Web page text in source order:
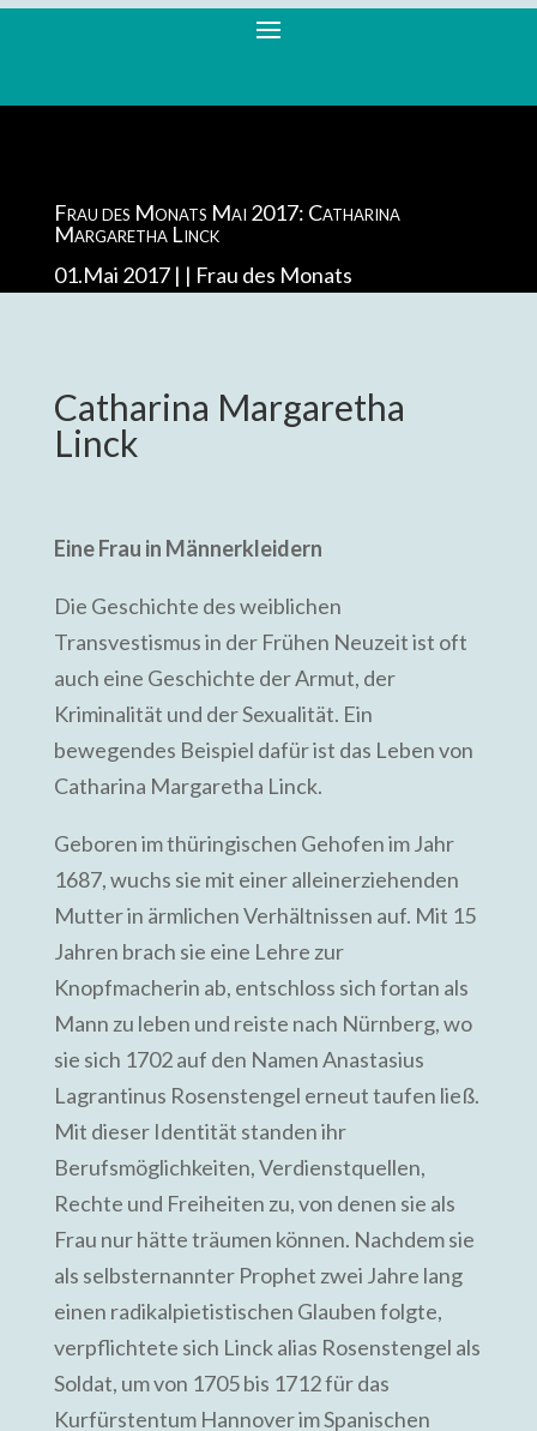
Frau des Monats Mai 2017: Catharina
Margaretha Linck
01.Mai 2017 |
Frau des Monats
Catharina Margaretha
Linck
Eine Frau in Männerkleidern
Die Geschichte des weiblichen
Transvestismus in der Frühen Neuzeit ist oft
auch eine Geschichte der Armut, der
Kriminalität und der Sexualität. Ein
bewegendes Beispiel dafür ist das Leben von
Catharina Margaretha Linck.
Geboren im thüringischen Gehofen im Jahr
1687, wuchs sie mit einer alleinerziehenden
Mutter in ärmlichen Verhältnissen auf. Mit 15
Jahren brach sie eine Lehre zur
Knopfmacherin ab, entschloss sich fortan als
Mann zu leben und reiste nach Nürnberg, wo
sie sich 1702 auf den Namen Anastasius
Lagrantinus Rosenstengel erneut taufen ließ.
Mit dieser Identität standen ihr
Berufsmöglichkeiten, Verdienstquellen,
Rechte und Freiheiten zu, von denen sie als
Frau nur hätte träumen können. Nachdem sie
als selbsternannter Prophet zwei Jahre lang
einen radikalpietistischen Glauben folgte,
verpflichtete sich Linck alias Rosenstengel als
Soldat, um von 1705 bis 1712 für das
Kurfürstentum Hannover im Spanischen